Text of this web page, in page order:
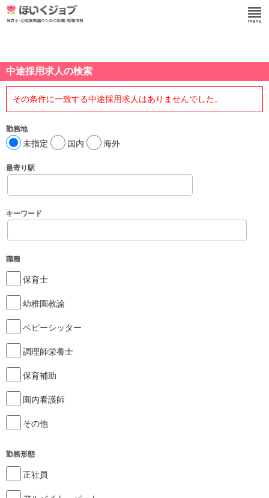
中途採用求人の検索
その条件に一致する中途採用求人はありませんでした。
勤務地
未指定 国内 海外
最寄り駅
キーワード
職種
保育士
幼稚園教諭
ベビーシッター
調理師栄養士
保育補助
園内看護師
その他
勤務形態
正社員